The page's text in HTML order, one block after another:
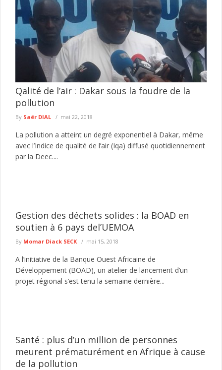
Qalité de l’air : Dakar sous la foudre de la
pollution
By Saër DIAL mai 22, 2018
La pollution a atteint un degré exponentiel à Dakar, même
avec l’Indice de qualité de l’air (Iqa) diffusé quotidiennement
par la Deec....
Gestion des déchets solides : la BOAD en
soutien à 6 pays del’UEMOA
By Momar Diack SECK mai 15, 2018
A l’initiative de la Banque Ouest Africaine de
Développement (BOAD), un atelier de lancement d’un
projet régional s’est tenu la semaine dernière...
Santé : plus d’un million de personnes
meurent prématurément en Afrique à cause
de la pollution